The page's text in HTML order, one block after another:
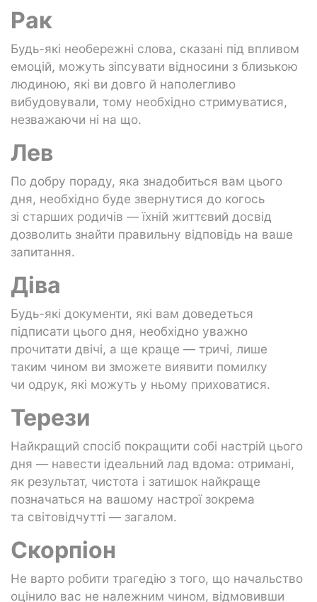
Рак
Будь-які необережні слова, сказані під впливом
емоцій, можуть зіпсувати відносини з близькою
людиною, які ви довго й наполегливо
вибудовували, тому необхідно стримуватися,
незважаючи ні на що.
Лев
По добру пораду, яка знадобиться вам цього
дня, необхідно буде звернутися до когось
зі старших родичів — їхній життєвий досвід
дозволить знайти правильну відповідь на ваше
запитання.
Діва
Будь-які документи, які вам доведеться
підписати цього дня, необхідно уважно
прочитати двічі, а ще краще — тричі, лише
таким чином ви зможете виявити помилку
чи одрук, які можуть у ньому приховатися.
Терези
Найкращий спосіб покращити собі настрій цього
дня — навести ідеальний лад вдома: отримані,
як результат, чистота і затишок найкраще
позначаться на вашому настрої зокрема
та світовідчутті — загалом.
Скорпіон
Не варто робити трагедію з того, що начальство
оцінило вас не належним чином, відмовивши